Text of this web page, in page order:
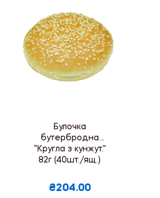
Булочка
бутербродна
“Кругла з кунжут.”
82г (40шт./ящ.)
₴204.00